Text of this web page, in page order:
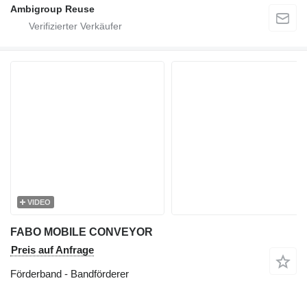
Ambigroup Reuse
VIDEO
FABO MOBILE CONVEYOR
Preis auf Anfrage
Förderband - Bandförderer